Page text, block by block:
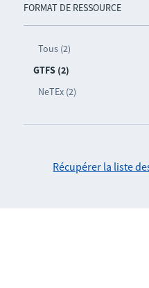
FORMAT DE RESSOURCE
Tous (2)
GTFS (2)
NeTEx (2)
Récupérer la liste